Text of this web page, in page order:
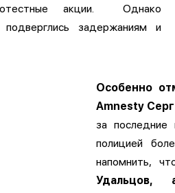
акции. Однако
задержаниям и
Особенно
Amnesty
за последние
полицией
напомнить,